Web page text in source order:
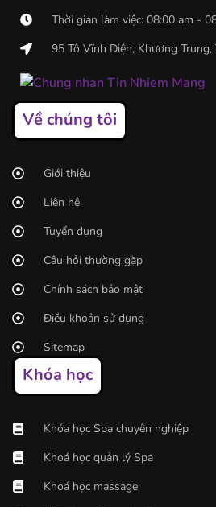
Thời gian làm việc: 08:00 am -
95 Tô Vĩnh Diện, Khương
Về chúng tôi
Giới thiệu
Liên hệ
Tuyển dụng
Câu hỏi thường gặp
Chính sách bảo mật
Điều khoản sử dụng
Sitemap
Khóa học
Khóa học Spa chuyên nghiệp
Khoá học quản lý Spa
Khoá học massage